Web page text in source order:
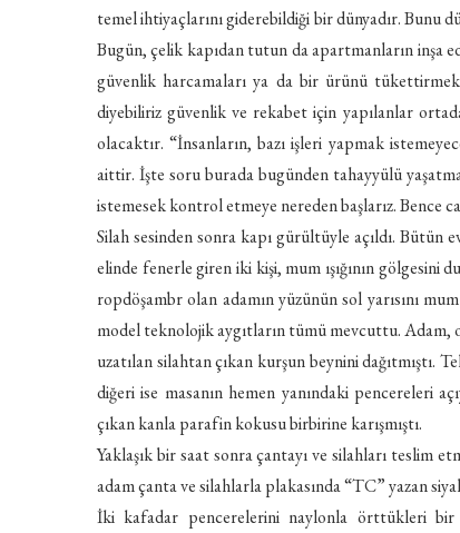
temel ihtiyaçlarını giderebildiği bir dünyadır. Bunu
Bugün, çelik kapıdan tutun da apartmanların inşa
güvenlik harcamaları ya da bir ürünü
diyebiliriz güvenlik ve rekabet için yapılanlar
olacaktır. “İnsanların, bazı işleri yapmak
aittir. İşte soru burada bugünden tahayyülü
istemesek kontrol etmeye nereden başlarız. Bence
Silah sesinden sonra kapı gürültüyle açıldı. Bütün
elinde fenerle giren iki kişi, mum ışığının gölgesini
ropdöşambr olan adamın yüzünün sol yarısını
model teknolojik aygıtların tümü mevcuttu.
uzatılan silahtan çıkan kurşun beynini
diğeri ise masanın hemen yanındaki pencereleri
çıkan kanla parafin kokusu birbirine karışmıştı.
Yaklaşık bir saat sonra çantayı ve silahları teslim
adam çanta ve silahlarla plakasında “TC” yazan
İki kafadar pencerelerini naylonla örttükleri bir